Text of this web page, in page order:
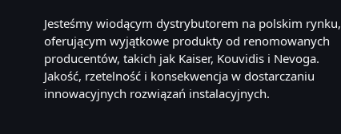
Jesteśmy wiodącym dystrybutorem na polskim rynku,
oferującym wyjątkowe produkty od renomowanych
producentów, takich jak Kaiser, Kouvidis i Nevoga.
Jakość, rzetelność i konsekwencja w dostarczaniu
innowacyjnych rozwiązań instalacyjnych.